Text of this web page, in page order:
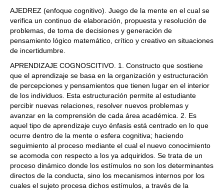
AJEDREZ (enfoque cognitivo). Juego de la mente en el cual se
verifica un continuo de elaboración, propuesta y resolución de
problemas, de toma de decisiones y generación de
pensamiento lógico matemático, crítico y creativo en situaciones
de incertidumbre.
APRENDIZAJE COGNOSCITIVO. 1. Constructo que sostiene
que el aprendizaje se basa en la organización y estructuración
de percepciones y pensamientos que tienen lugar en el interior
de los individuos. Esta estructuración permite al estudiante
percibir nuevas relaciones, resolver nuevos problemas y
avanzar en la comprensión de cada área académica. 2. Es
aquel tipo de aprendizaje cuyo énfasis está centrado en lo que
ocurre dentro de la mente o esfera cognitiva; haciendo
seguimiento al proceso mediante el cual el nuevo conocimiento
se acomoda con respecto a los ya adquiridos. Se trata de un
proceso dinámico donde los estímulos no son los determinantes
directos de la conducta, sino los mecanismos internos por los
cuales el sujeto procesa dichos estímulos, a través de la